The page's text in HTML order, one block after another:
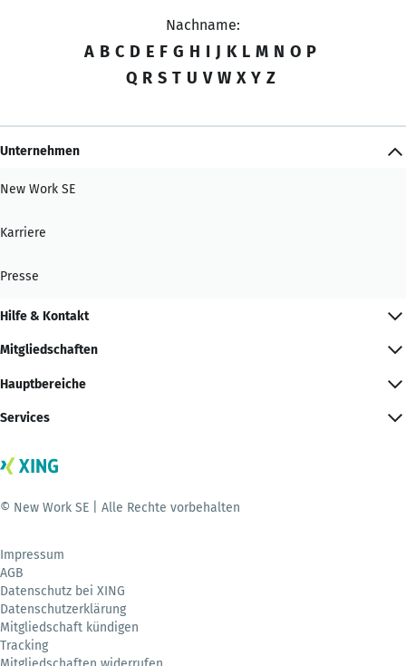
Nachname:
A B C D E F G H I J K L M N O P
Q R S T U V W X Y Z
Unternehmen
New Work SE
Karriere
Presse
Hilfe & Kontakt
Mitgliedschaften
Hauptbereiche
Services
© New Work SE | Alle Rechte vorbehalten
Impressum
AGB
Datenschutz bei XING
Datenschutzerklärung
Mitgliedschaft kündigen
Tracking